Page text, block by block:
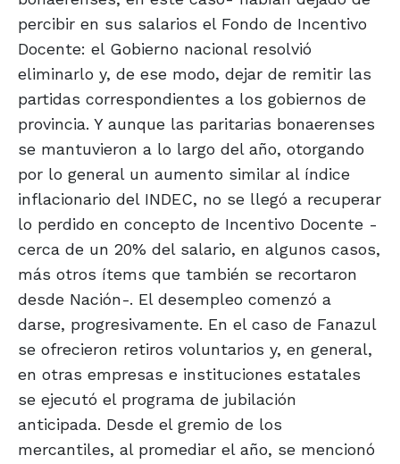
percibir en sus salarios el Fondo de Incentivo
Docente: el Gobierno nacional resolvió
eliminarlo y, de ese modo, dejar de remitir las
partidas correspondientes a los gobiernos de
provincia. Y aunque las paritarias bonaerenses
se mantuvieron a lo largo del año, otorgando
por lo general un aumento similar al índice
inflacionario del INDEC, no se llegó a recuperar
lo perdido en concepto de Incentivo Docente -
cerca de un 20% del salario, en algunos casos,
más otros ítems que también se recortaron
desde Nación-. El desempleo comenzó a
darse, progresivamente. En el caso de Fanazul
se ofrecieron retiros voluntarios y, en general,
en otras empresas e instituciones estatales
se ejecutó el programa de jubilación
anticipada. Desde el gremio de los
mercantiles, al promediar el año, se mencionó